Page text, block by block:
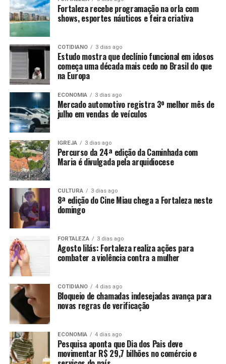
Fortaleza recebe programação na orla com
shows, esportes náuticos e feira criativa
COTIDIANO 3 dias ago
Estudo mostra que declínio funcional em idosos
começa uma década mais cedo no Brasil do que
na Europa
ECONOMIA 3 dias ago
Mercado automotivo registra 3º melhor mês de
julho em vendas de veículos
IGREJA 3 dias ago
Percurso da 24ª edição da Caminhada com
Maria é divulgada pela arquidiocese
CULTURA 3 dias ago
8ª edição do Cine Miau chega a Fortaleza neste
domingo
FORTALEZA 3 dias ago
Agosto lilás: Fortaleza realiza ações para
combater a violência contra a mulher
COTIDIANO 4 dias ago
Bloqueio de chamadas indesejadas avança para
novas regras de verificação
ECONOMIA 4 dias ago
Pesquisa aponta que Dia dos Pais deve
movimentar R$ 29,7 bilhões no comércio e